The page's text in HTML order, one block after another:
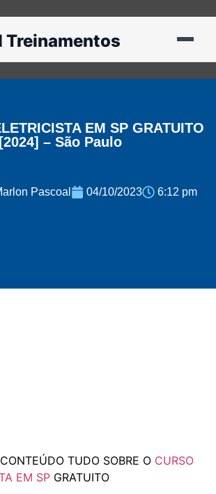
EM SP GRATUITO
[2024] – São Paulo
Pascoal 04/10/2023 6:12 pm
TUDO SOBRE O CURSO
EM SP GRATUITO